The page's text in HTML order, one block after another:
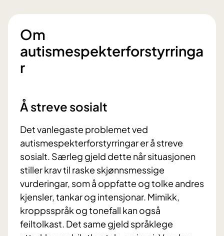
Om
autismespekterforstyrringa
r
Å streve sosialt
Det vanlegaste problemet ved
autismespekterforstyrringar er å streve
sosialt. Særleg gjeld dette når situasjonen
stiller krav til raske skjønnsmessige
vurderingar, som å oppfatte og tolke andres
kjensler, tankar og intensjonar. Mimikk,
kroppsspråk og tonefall kan også
feiltolkast. Det same gjeld språklege